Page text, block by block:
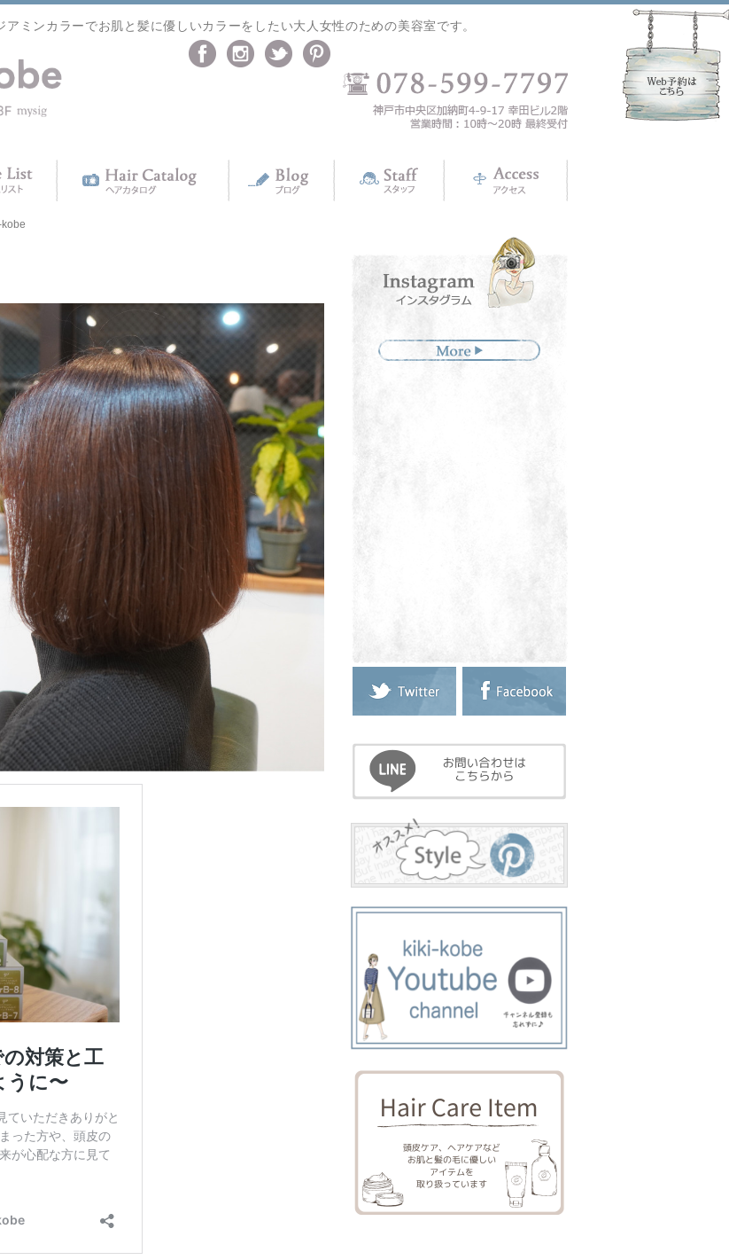
ミンカラーでお肌と髪に優しいカラーをしたい大人女性のための美容室です。